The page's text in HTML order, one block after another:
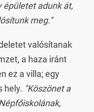
épületet adunk át,
meg."
valósítanak
a haza iránt
ez a villa; egy
hely. "Köszönet a